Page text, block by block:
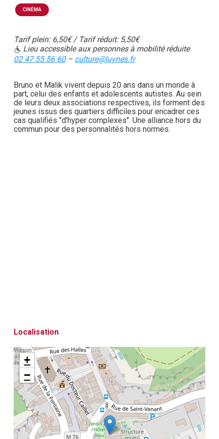
CINÉMA
Tarif plein: 6,50€ / Tarif réduit: 5,50€
Lieu accessible aux personnes à mobilité réduite
02 47 55 56 60– culture@luynes.fr
Bruno et Malik vivent depuis 20 ans dans un monde à
part, celui des enfants et adolescents autistes. Au sein
de leurs deux associations respectives, ils forment des
jeunes issus des quartiers difficiles pour encadrer ces
cas qualifiés "d'hyper complexes". Une alliance hors du
commun pour des personnalités hors normes.
Localisation
+
−